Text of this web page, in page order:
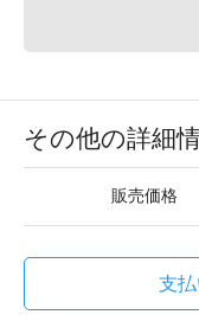
その他の詳細
販売価格
支